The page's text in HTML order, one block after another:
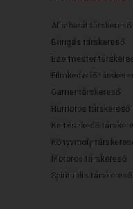
Állatbarát társkereső
Bringás társkereső
Ezermester
Filmkedvelő
Gamer társkereső
Humoros társkereső
Kertészkedő
Könyvmoly
Motoros társkereső
Spirituális társkereső